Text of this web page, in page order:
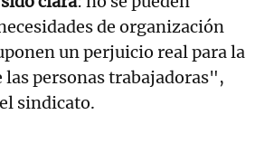
de organización
un perjuicio real para la
personas trabajadoras",
sindicato.